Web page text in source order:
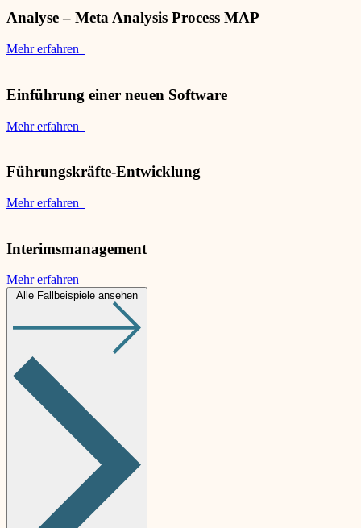
Analyse – Meta Analysis Process MAP
Mehr erfahren
Einführung einer neuen Software
Mehr erfahren
Führungskräfte-Entwicklung
Mehr erfahren
Interimsmanagement
Mehr erfahren
Alle Fallbeispiele ansehen